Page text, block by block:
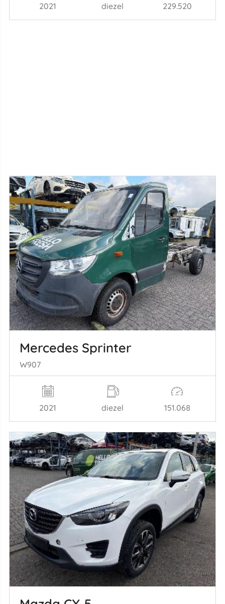
2021 diezel 229.520
Mercedes Sprinter
W907
2021 diezel 151.068